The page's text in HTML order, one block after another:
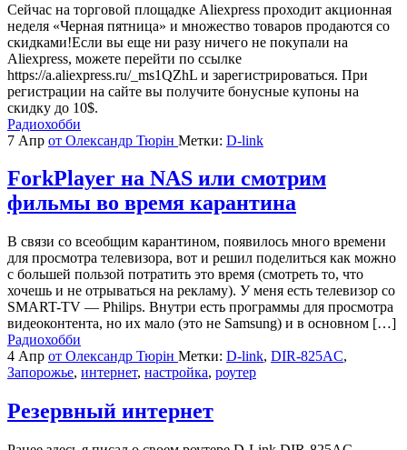
Сейчас на торговой площадке Aliexpress проходит акционная
неделя «Черная пятница» и множество товаров продаются со
скидками!Если вы еще ни разу ничего не покупали на
Aliexpress, можете перейти по ссылке
https://a.aliexpress.ru/_ms1QZhL и зарегистрироваться. При
регистрации на сайте вы получите бонусные купоны на
скидку до 10$.
Радиохобби
7 Апр от Олександр Тюрін Метки: D-link
ForkPlayer на NAS или смотрим
фильмы во время карантина
В связи со всеобщим карантином, появилось много времени
для просмотра телевизора, вот и решил поделиться как можно
с большей пользой потратить это время (смотреть то, что
хочешь и не отрываться на рекламу). У меня есть телевизор со
SMART-TV — Philips. Внутри есть программы для просмотра
видеоконтента, но их мало (это не Samsung) и в основном […]
Радиохобби
4 Апр от Олександр Тюрін Метки: D-link, DIR-825AC,
Запорожье, интернет, настройка, роутер
Резервный интернет